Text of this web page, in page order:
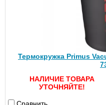
Термокружка Primus
НАЛИЧИЕ ТОВАРА
УТОЧНЯЙТЕ!